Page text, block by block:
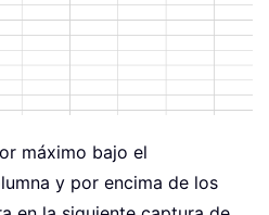
máximo bajo el
y por encima de los